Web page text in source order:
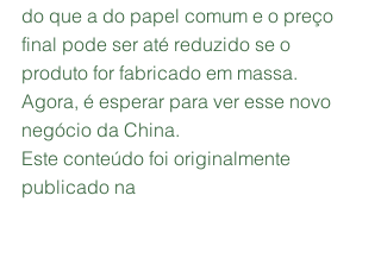
do que a do papel comum e o preço
final pode ser até reduzido se o
produto for fabricado em massa.
Agora, é esperar para ver esse novo
negócio da China.
Este conteúdo foi originalmente
publicado na